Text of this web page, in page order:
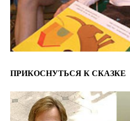
ПРИКОСНУТЬСЯ К СКАЗКЕ